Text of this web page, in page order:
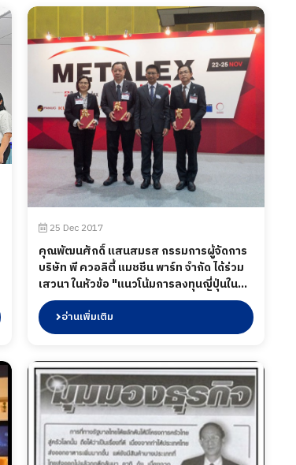
25 Dec 2017
คุณพัฒนศักดิ์ แสนสมรส กรรมการผู้จัดการ
บริษัท พี ควอลิตี้ แมชชีน พาร์ท จำกัด ได้ร่วม
เสวนา ในหัวข้อ "แนวโน้มการลงทุนญี่ปุ่นใน
ไทย" ในงาน METALEX 2017 เมื่อวันที่ 25
พฤศจิกายน พ.ศ.2560.
อ่านเพิ่มเติม